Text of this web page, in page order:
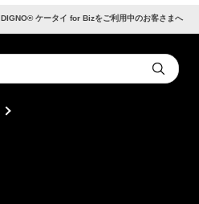
DIGNO® ケータイ for Bizをご利用中のお客さまへ
Submit